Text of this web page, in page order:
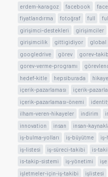
erdem-karagoz
facebook
fiyatlandırma
fotoğraf full
girişimci-destekleri
girişimciler
girişimcilik
gittigidiyor global
googledrive
görev gorev-
gorev-verme-programı
hedef-kitle
hepsiburada hikaye
içerik-pazarlaması
içerik-
içerik-pazarlaması-önemi
ilham-veren-hikayeler
indirim
innovation
insan insan-
iş-bulma-yolları
iş-büyütme
iş-
iş-listesi
iş-süreci-takibi is-
is-takip-sistemi
iş-yönetimi işe
işletmeler-için-iş-takibi
işlistesi